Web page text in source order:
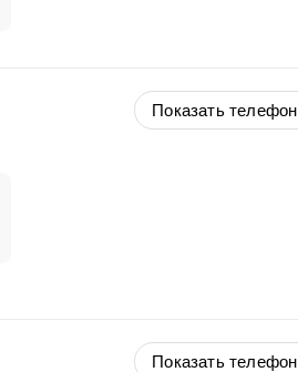
Показать телефон
Показать телефон